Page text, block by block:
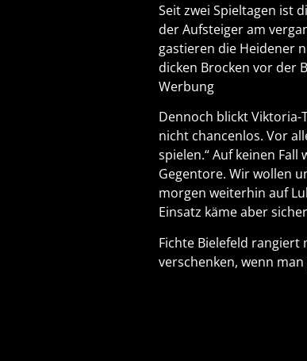
Seit zwei Spieltagen ist
der Aufsteiger am
gastieren die Heidener
dicken Brocken vor der
Werbung
Dennoch blickt Viktoria-
nicht chancenlos. Vor
spielen.“ Auf keinen
Gegentore. Wir wollen
morgen weiterhin auf
Einsatz käme aber
Fichte Bielefeld rangiert
verschenken, wenn